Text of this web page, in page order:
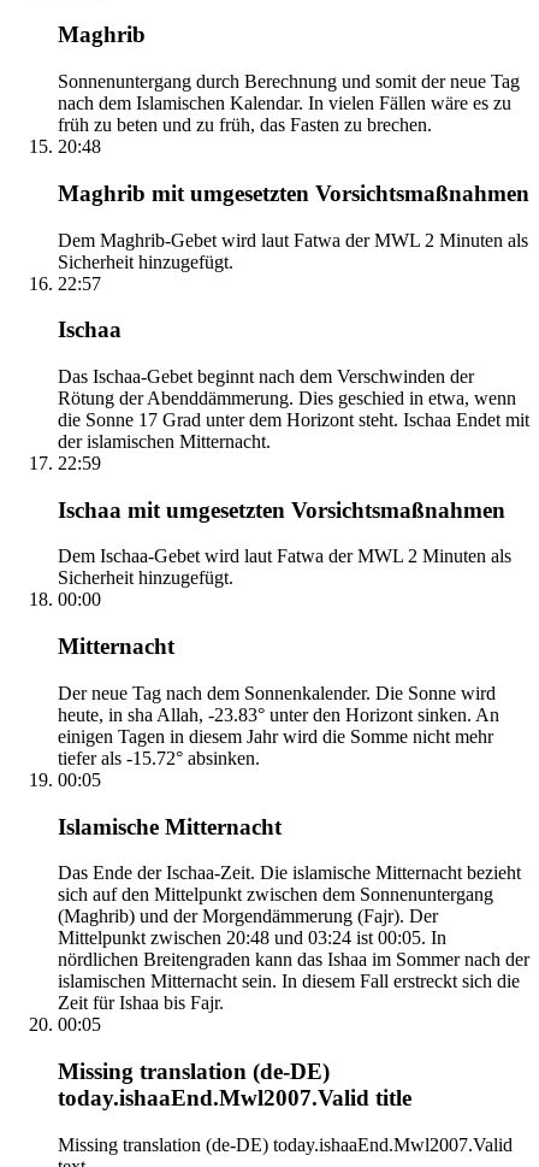
Maghrib
Sonnenuntergang durch Berechnung und somit der neue Tag
nach dem Islamischen Kalendar. In vielen Fällen wäre es zu
früh zu beten und zu früh, das Fasten zu brechen.
20:48
Maghrib mit umgesetzten Vorsichtsmaßnahmen
Dem Maghrib-Gebet wird laut Fatwa der MWL 2 Minuten als
Sicherheit hinzugefügt.
22:57
Ischaa
Das Ischaa-Gebet beginnt nach dem Verschwinden der
Rötung der Abenddämmerung. Dies geschied in etwa, wenn
die Sonne 17 Grad unter dem Horizont steht. Ischaa Endet mit
der islamischen Mitternacht.
22:59
Ischaa mit umgesetzten Vorsichtsmaßnahmen
Dem Ischaa-Gebet wird laut Fatwa der MWL 2 Minuten als
Sicherheit hinzugefügt.
00:00
Mitternacht
Der neue Tag nach dem Sonnenkalender. Die Sonne wird
heute, in sha Allah, -23.83° unter den Horizont sinken. An
einigen Tagen in diesem Jahr wird die Somme nicht mehr
tiefer als -15.72° absinken.
00:05
Islamische Mitternacht
Das Ende der Ischaa-Zeit. Die islamische Mitternacht bezieht
sich auf den Mittelpunkt zwischen dem Sonnenuntergang
(Maghrib) und der Morgendämmerung (Fajr). Der
Mittelpunkt zwischen 20:48 und 03:24 ist 00:05. In
nördlichen Breitengraden kann das Ishaa im Sommer nach der
islamischen Mitternacht sein. In diesem Fall erstreckt sich die
Zeit für Ishaa bis Fajr.
00:05
Missing translation (de-DE)
today.ishaaEnd.Mwl2007.Valid title
Missing translation (de-DE) today.ishaaEnd.Mwl2007.Valid